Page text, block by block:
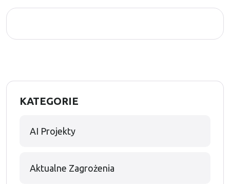
KATEGORIE
AI Projekty
Aktualne Zagrożenia